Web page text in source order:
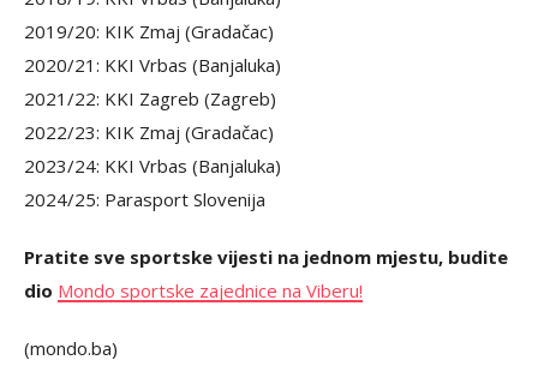
2019/20: KIK Zmaj (Gradačac)
2020/21: KKI Vrbas (Banjaluka)
2021/22: KKI Zagreb (Zagreb)
2022/23: KIK Zmaj (Gradačac)
2023/24: KKI Vrbas (Banjaluka)
2024/25: Parasport Slovenija
Pratite sve sportske vijesti na jednom mjestu, budite
dio Mondo sportske zajednice na Viberu!
(mondo.ba)